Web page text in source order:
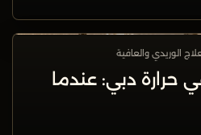
العلاج الوريدي والعافيةالوريدي والعافية
حرارة دبي: عندما